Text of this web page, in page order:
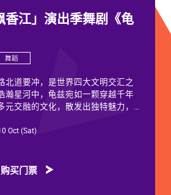
香江」演出季舞剧《龟
舞蹈
北道要冲，是世界四大文明交汇之
瀚星河中，龟兹宛如一颗穿越千年
元交融的文化，散发出独特魅力，
今来各族人民的印迹和血脉，从石
新疆历史文化的鲜活注脚，更是中
Oct (Sat)
购买门票